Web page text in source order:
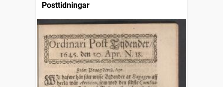
Posttidningar